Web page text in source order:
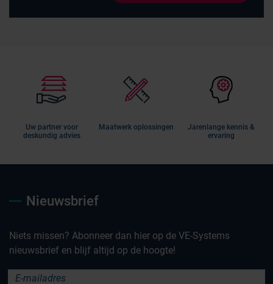
Uw partner voor
deskundig advies
Maatwerk oplossingen
Jarenlange kennis &
ervaring
Nieuwsbrief
Niets missen? Abonneer dan hier op de VE-Systems
nieuwsbrief en blijf altijd op de hoogte!